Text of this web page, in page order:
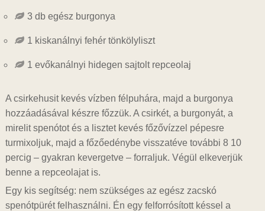
3 db egész burgonya
1 kiskanálnyi fehér tönkölyliszt
1 evőkanálnyi hidegen sajtolt repceolaj
A csirkehusit kevés vízben félpuhára, majd a burgonya
hozzáadásával készre főzzük. A csirkét, a burgonyát, a
mirelit spenótot és a lisztet kevés főzővízzel pépesre
turmixoljuk, majd a főzőedénybe visszatéve további 8 10
percig – gyakran kevergetve – forraljuk. Végül elkeverjük
benne a repceolajat is.
Egy kis segítség: nem szükséges az egész zacskó
spenótpürét felhasználni. Én egy felforrósított késsel a